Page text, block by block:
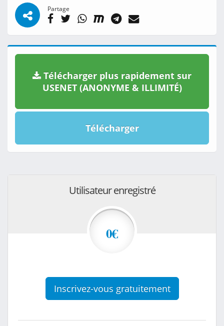
Partage
Télécharger plus rapidement sur
USENET (ANONYME & ILLIMITÉ)
Télécharger
Utilisateur enregistré
0€
Inscrivez-vous gratuitement